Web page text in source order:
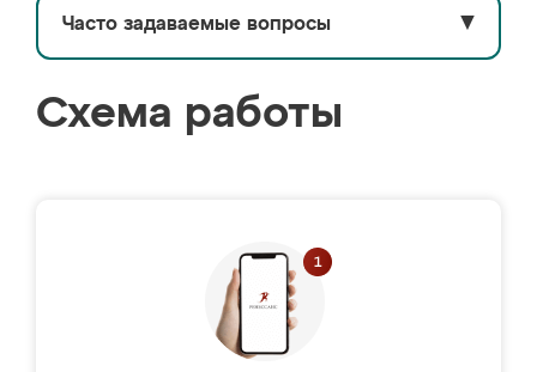
Часто задаваемые вопросы ▼
Схема работы